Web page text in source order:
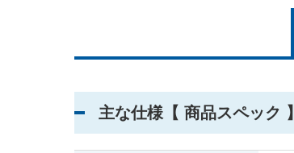
主な仕様【 商品スペック 】